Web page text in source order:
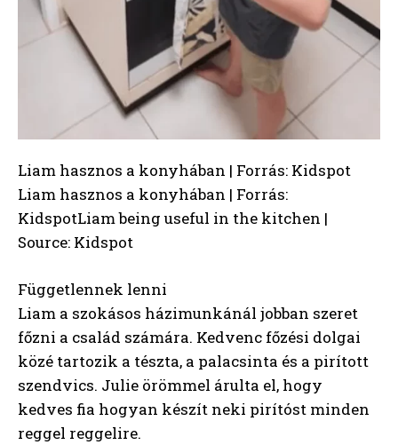
Liam hasznos a konyhában | Forrás: Kidspot
Liam hasznos a konyhában | Forrás:
KidspotLiam being useful in the kitchen |
Source: Kidspot
Függetlennek lenni
Liam a szokásos házimunkánál jobban szeret
főzni a család számára. Kedvenc főzési dolgai
közé tartozik a tészta, a palacsinta és a pirított
szendvics. Julie örömmel árulta el, hogy
kedves fia hogyan készít neki pirítóst minden
reggel reggelire.